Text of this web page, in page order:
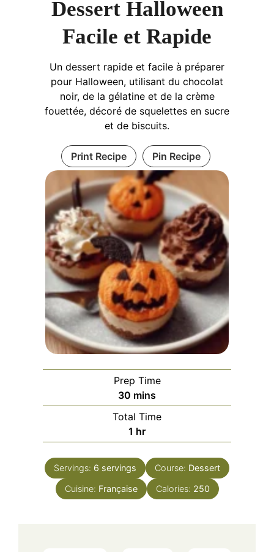
Dessert Halloween
Facile et Rapide
Un dessert rapide et facile à préparer
pour Halloween, utilisant du chocolat
noir, de la gélatine et de la crème
fouettée, décoré de squelettes en sucre
et de biscuits.
Print Recipe Pin Recipe
Prep Time
30 minutes
mins
Total Time
1 hour
hr
Servings: 6 servings Course: Dessert
Cuisine: Française Calories: 250